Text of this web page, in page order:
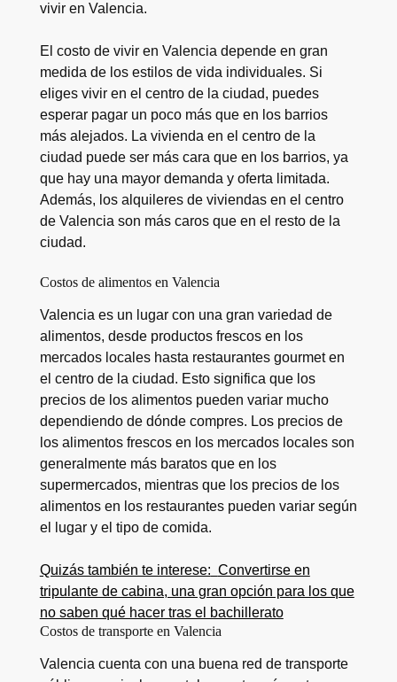
vivir en Valencia.
El costo de vivir en Valencia depende en gran
medida de los estilos de vida individuales. Si
eliges vivir en el centro de la ciudad, puedes
esperar pagar un poco más que en los barrios
más alejados. La vivienda en el centro de la
ciudad puede ser más cara que en los barrios, ya
que hay una mayor demanda y oferta limitada.
Además, los alquileres de viviendas en el centro
de Valencia son más caros que en el resto de la
ciudad.
Costos de alimentos en Valencia
Valencia es un lugar con una gran variedad de
alimentos, desde productos frescos en los
mercados locales hasta restaurantes gourmet en
el centro de la ciudad. Esto significa que los
precios de los alimentos pueden variar mucho
dependiendo de dónde compres. Los precios de
los alimentos frescos en los mercados locales son
generalmente más baratos que en los
supermercados, mientras que los precios de los
alimentos en los restaurantes pueden variar según
el lugar y el tipo de comida.
Quizás también te interese: Convertirse en
tripulante de cabina, una gran opción para los que
no saben qué hacer tras el bachillerato
Costos de transporte en Valencia
Valencia cuenta con una buena red de transporte